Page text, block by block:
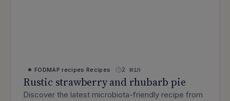
FODMAP recipes Recipes 2 min
Rustic strawberry and rhubarb pie
Discover the latest microbiota-friendly recipe from